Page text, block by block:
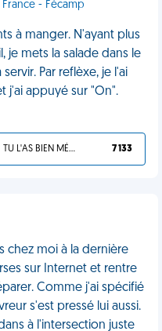
- Fécamp
à manger. N'ayant plus
je mets la salade dans le
Par reflèxe, je l'ai
j'ai appuyé sur "On".
TU L'AS BIEN MÉRITÉ 7 133
chez moi à la dernière
sur Internet et rentre
Comme j'ai spécifié
s'est pressé lui aussi.
à l'intersection juste